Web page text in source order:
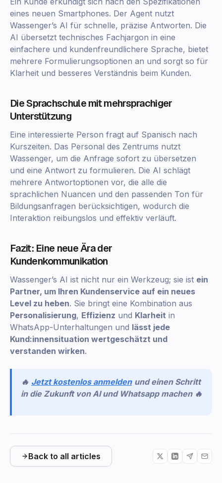
eines neuen Smartphones. Der Agent nutzt
Wassenger’s AI für schnelle, präzise Antworten. Die
AI übersetzt technisches Fachjargon in eine
einfachere und kundenfreundlichere Sprache, bietet
mehrere Formulierungsoptionen an und sorgt so für
Klarheit und besseres Verständnis beim Kunden.
Die Sprachschule mit mehrsprachiger
Unterstützung
Eine interessierte Person fragt auf Spanisch nach
Kurszeiten. Das Personal des Zentrums nutzt
Wassenger, um die Anfrage sofort zu übersetzen
und eine Antwort zu formulieren. Die AI schlägt
mehrere Antwortoptionen vor, die alle die
sprachlichen Nuancen und den passenden Ton für
Bildungsanfragen berücksichtigen, wodurch die
Interaktion reibungslos und effektiv verläuft.
Fazit: Eine neue Ära der
Kundenkommunikation
Wassenger’s AI ist nicht nur ein Werkzeug; sie ist ein
Partner, um Ihren Kundenservice auf ein neues
Level zu heben. Sie bringt eine Kombination aus
Personalisierung, Effizienz und Klarheit in
WhatsApp-Unterhaltungen und lässt jede
Kund:innensituation wertgeschätzt und
verstanden wirken.
🔥 Jetzt kostenlos anmelden und einen Schritt
in die Zukunft von AI und Whatsapp machen 🔥
Back to all articles